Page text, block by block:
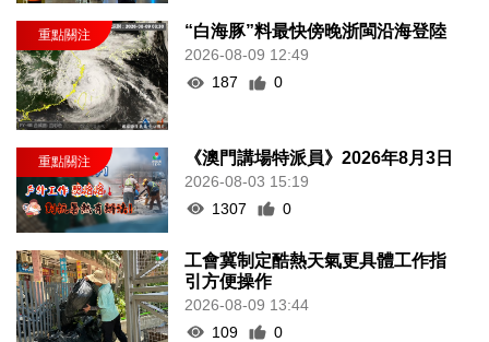
“白海豚”料最快傍晚浙閩沿海登陸
2026-08-09 12:49
187
0
《澳門講場特派員》2026年8月3日
2026-08-03 15:19
1307
0
工會冀制定酷熱天氣更具體工作指
引方便操作
2026-08-09 13:44
109
0